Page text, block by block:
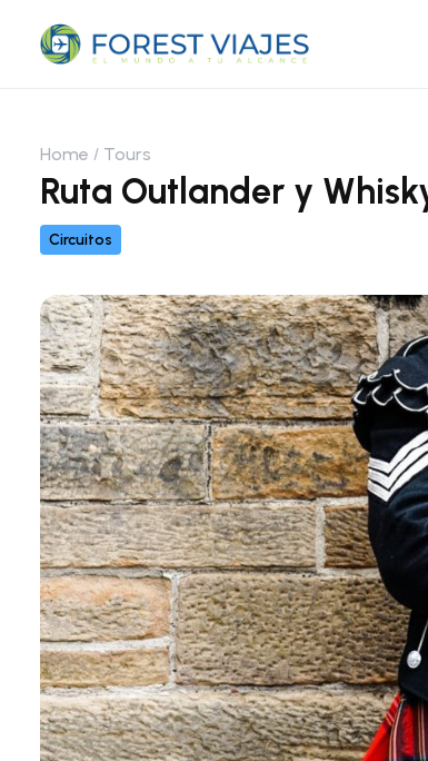
Home Tours
Ruta Outlander y
Circuitos